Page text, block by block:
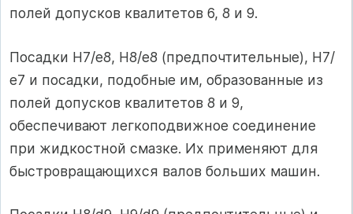
полей допусков квалитетов 6, 8 и 9.
Посадки Н7/е8, Н8/е8 (предпочтительные), Н7/
е7 и посадки, подобные им, образованные из
полей допусков квалитетов 8 и 9,
обеспечивают легкоподвижное соединение
при жидкостной смазке. Их применяют для
быстровращающихся валов больших машин.